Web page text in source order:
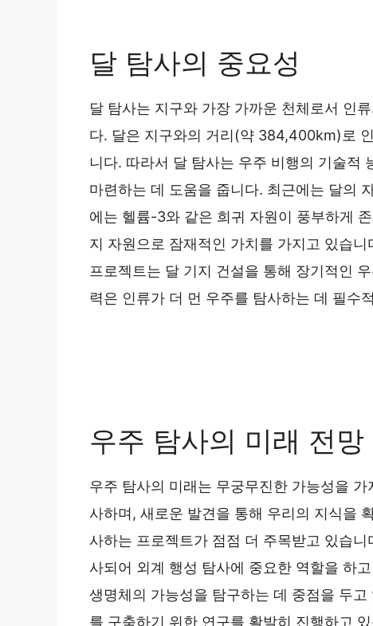
달 탐사의 중요성
달 탐사는 지구와 가장 가까운 천체로서 인
다. 달은 지구와의 거리(약 384,400km)로
니다. 따라서 달 탐사는 우주 비행의 기술적
마련하는 데 도움을 줍니다. 최근에는 달의
에는 헬륨-3와 같은 희귀 자원이 풍부하게
지 자원으로 잠재적인 가치를 가지고 있습
프로젝트는 달 기지 건설을 통해 장기적인
력은 인류가 더 먼 우주를 탐사하는 데 필수
우주 탐사의 미래 전망
우주 탐사의 미래는 무궁무진한 가능성을
사하며, 새로운 발견을 통해 우리의 지식을
사하는 프로젝트가 점점 더 주목받고 있습
사되어 외계 행성 탐사에 중요한 역할을 하
생명체의 가능성을 탐구하는 데 중점을 두
를 구축하기 위한 연구를 활발히 진행하고